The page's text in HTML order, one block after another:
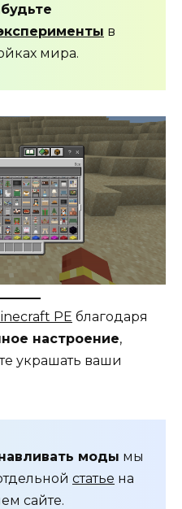
в
мира.
PE благодаря
настроение,
украшать ваши
моды мы
статье на
сайте.